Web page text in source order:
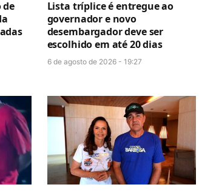
de
Lista tríplice é entregue ao
governador e novo
desembargador deve ser
escolhido em até 20 dias
6 de agosto de 2026 - 19:27